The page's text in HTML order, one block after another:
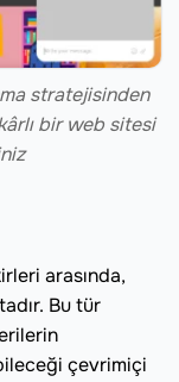
stratejisinden
bir web sitesi
arasında,
Bu tür
çevrimiçi